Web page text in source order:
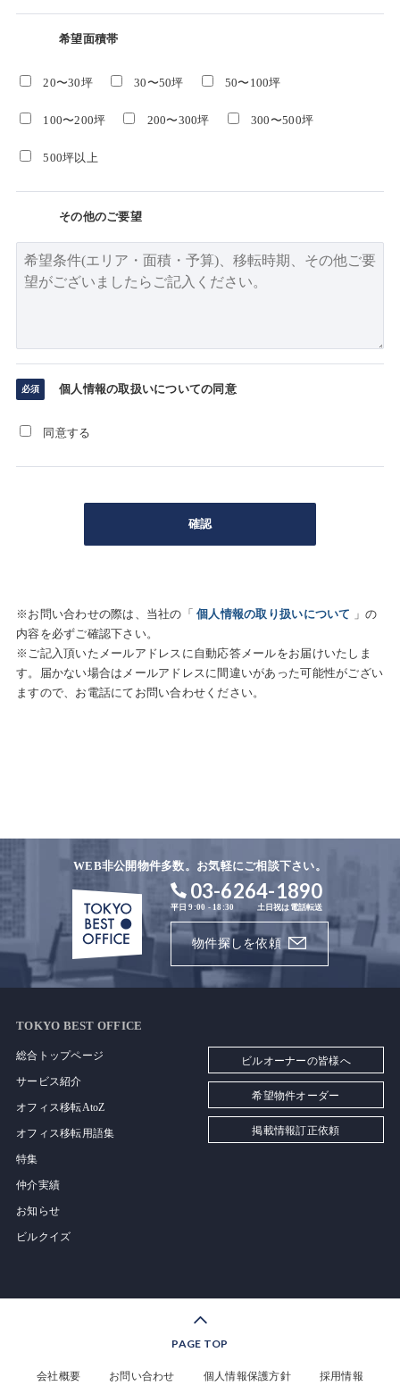
希望面積帯
20〜30坪 30〜50坪 50〜100坪
100〜200坪 200〜300坪 300〜500坪
500坪以上
その他のご要望
個人情報の取扱いについての同意
同意する
※お問い合わせの際は、当社の「個人情報の取り扱いについて 」の
内容を必ずご確認下さい。
※ご記入頂いたメールアドレスに自動応答メールをお届けいたしま
す。届かない場合はメールアドレスに間違いがあった可能性がござい
ますので、お電話にてお問い合わせください。
WEB非公開物件多数。お気軽にご相談下さい。
03-6264-1890
平日 9:00 - 18:30 土日祝は電話転送
物件探しを依頼
TOKYO BEST OFFICE
総合トップページ
サービス紹介
オフィス移転AtoZ
オフィス移転用語集
特集
仲介実績
お知らせ
ビルクイズ
ビルオーナーの皆様へ
希望物件オーダー
掲載情報訂正依頼
PAGE TOP
会社概要 お問い合わせ 個人情報保護方針 採用情報